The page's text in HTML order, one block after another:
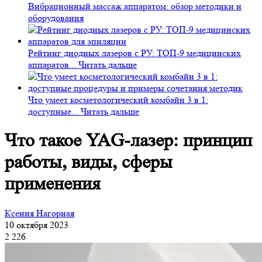
Вибрационный массаж аппаратом: обзор методики и
оборудования
Рейтинг диодных лазеров с РУ: ТОП-9 медицинских
аппаратов... Читать дальше
Что умеет косметологический комбайн 3 в 1:
доступные... Читать дальше
Что такое YAG-лазер: принцип
работы, виды, сферы
применения
Ксения Нагорная
10 октября 2023
2 226